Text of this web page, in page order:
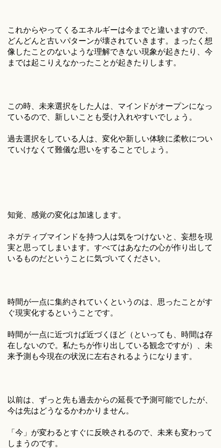
これからやってくるエネルギーは今までと違いますので、
どんどんと古いパターンが壊されていきます。まったく想
像したことのないような理解できない現象が起きたり、今
までは起こりえなかったことが起きたりします。
この時、未来選択をした人は、マインドがオープンになっ
ているので、新しいことも受け入れやすいでしょう。
過去選択をしている人は、変化や新しい体験に柔軟につい
ていけなくて難儀な思いをすることでしょう。
知覚、感覚の変化は加速します。
ネガティブマインドを持つ人は気をつけないと、妄想を現
実と思ってしまいます。すべてはあなたの心が作り出して
いるものだということに気づいてください。
時間が一点に集約されていくというのは、思ったことがす
ぐ現実化するということです。
時間が一点に近づけば近づくほど（といっても、時間は存
在しないので。私たちが作り出している観念ですが）、未
来予測も今現在の状況に左右されるようになります。
以前は、ずっと先も過去からの延長で予測可能でしたが、
今は先はどうなるかわかりません。
「今」が変わるとすぐに反映されるので、未来も変わって
しまうのです。